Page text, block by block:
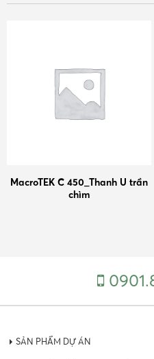
GypLINE S 450 AZ_Thanh U
trần chìm
SẢN PHẨM DỰ ÁN